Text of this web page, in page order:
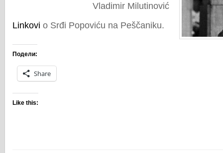
Vladimir Milutinović
Linkovi o Srđi Popoviću na Peščaniku.
Подели:
Share
Like this: